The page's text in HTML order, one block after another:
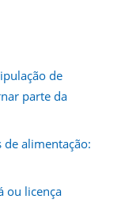
de
parte da
de alimentação:
ou licença